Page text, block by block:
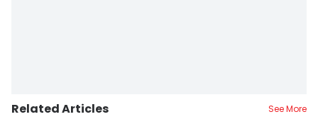
Related Articles See More